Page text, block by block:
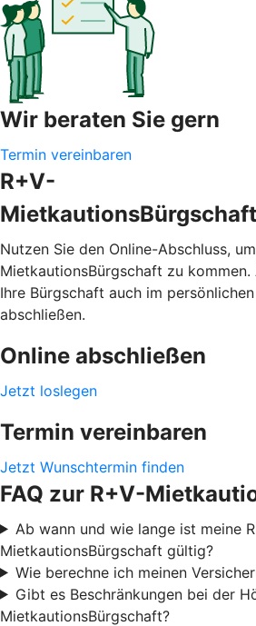
Wir beraten Sie gern
Termin vereinbaren
R+V-
Nutzen Sie den Online-Abschluss,
MietkautionsBürgschaft zu
Ihre Bürgschaft auch im
abschließen.
Online abschließen
Jetzt loslegen
Termin vereinbaren
Jetzt Wunschtermin finden
FAQ zur R+V-
Ab wann und wie lange ist meine
MietkautionsBürgschaft gültig?
Wie berechne ich meinen
Gibt es Beschränkungen bei der
MietkautionsBürgschaft?